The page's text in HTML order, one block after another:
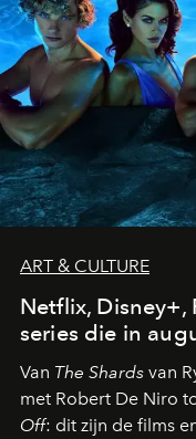
ART & CULTURE
Netflix, Disney+,
series die in
Van The Shards van
met Robert De Niro
Off: dit zijn de films